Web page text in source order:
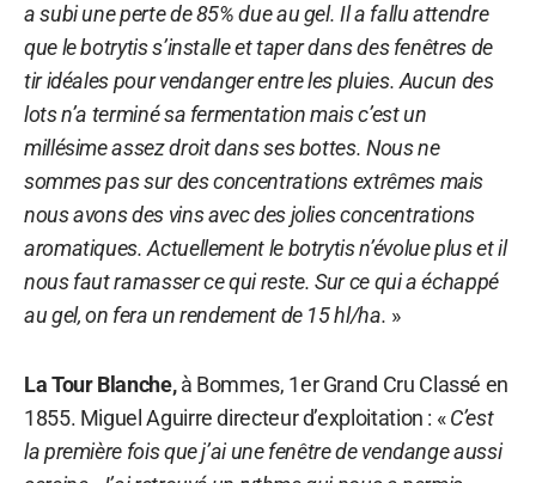
a subi une perte de 85% due au gel. Il a fallu attendre
que le botrytis s’installe et taper dans des fenêtres de
tir idéales pour vendanger entre les pluies. Aucun des
lots n’a terminé sa fermentation mais c’est un
millésime assez droit dans ses bottes. Nous ne
sommes pas sur des concentrations extrêmes mais
nous avons des vins avec des jolies concentrations
aromatiques. Actuellement le botrytis n’évolue plus et il
nous faut ramasser ce qui reste. Sur ce qui a échappé
au gel, on fera un rendement de 15 hl/ha. »
La Tour Blanche,à Bommes, 1er Grand Cru Classé en
1855. Miguel Aguirre directeur d’exploitation : «C’est
la première fois que j’ai une fenêtre de vendange aussi